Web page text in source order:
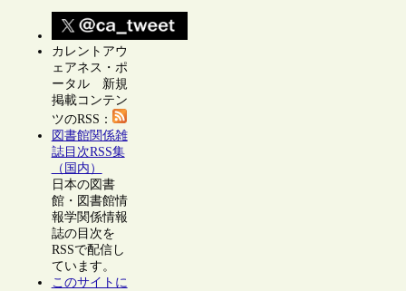
カレントアウ
ェアネス・ポ
ータル 新規
掲載コンテン
ツのRSS：
図書館関係雑
誌目次RSS集
（国内）
日本の図書
館・図書館情
報学関係情報
誌の目次を
RSSで配信し
ています。
このサイトに